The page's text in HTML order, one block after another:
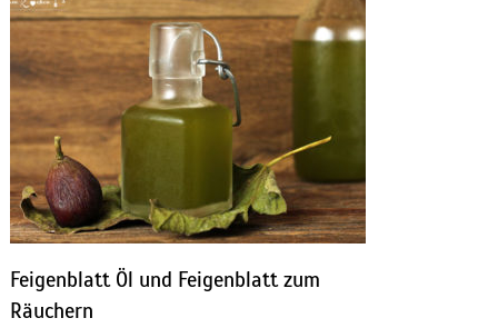
Feigenblatt Öl und Feigenblatt zum
Räuchern